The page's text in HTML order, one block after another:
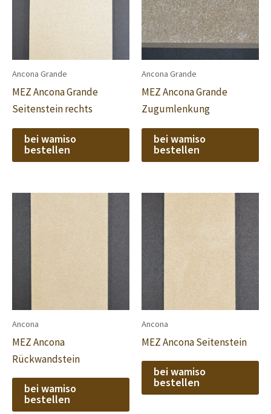
Ancona Grande
MEZ Ancona Grande
Seitenstein rechts
bei wamiso
bestellen
Ancona Grande
MEZ Ancona Grande
Zugumlenkung
bei wamiso
bestellen
Ancona
MEZ Ancona
Rückwandstein
bei wamiso
bestellen
Ancona
MEZ Ancona Seitenstein
bei wamiso
bestellen